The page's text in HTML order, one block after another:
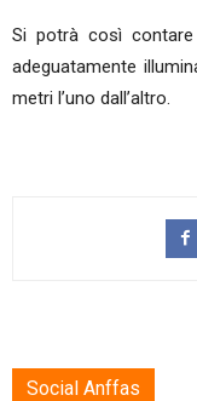
Si potrà così
adeguatamente
metri l’uno dall’altro.
Social Anffas